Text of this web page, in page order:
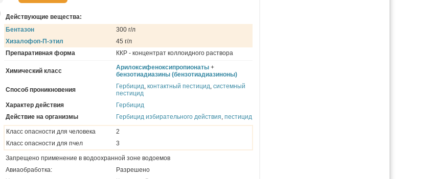
Действующие вещества:
Бентазон
300 г/л
Хизалофоп-П-этил
45 г/л
Препаративная форма
ККР - концентрат коллоидного раствора
Химический класс Арилоксифеноксипропионаты +
бензотиадиазины (бензотиадиазиноны)
Способ проникновения Гербицид контактный пестицид системный
пестицид
Характер действия
Гербицид
Действие на организмы
Гербицид избирательного действия пестицид
Класс опасности для человека
2
Класс опасности для пчел
3
Запрещено применение в водоохранной зоне водоемов
Авиаобработка:
Разрешено